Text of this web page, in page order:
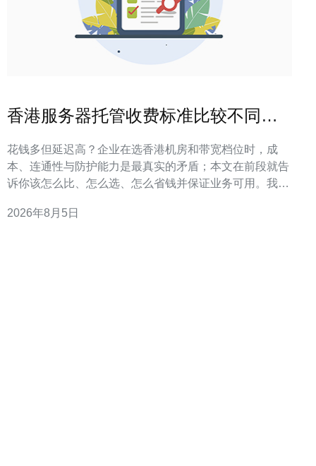
香港服务器托管收费标准比较不同机
花钱多但延迟高？企业在选香港机房和带宽档位时，成
本、连通性与防护能力是最真实的矛盾；本文在前段就告
诉你该怎么比、怎么选、怎么省钱并保证业务可用。我们
速决策并减少试错成本。 香港服务器托管的主要费用构成
2026年8月5日